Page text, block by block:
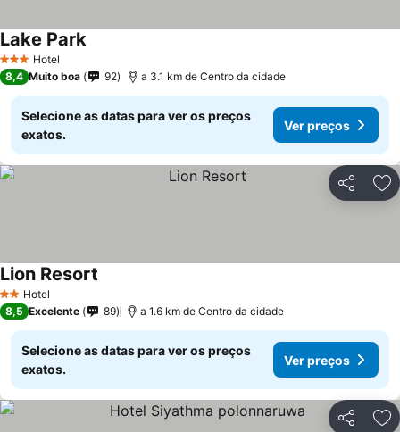
3 EstrelasHotel
Lake Park
8,4 Muito boa 92 a 3.1 km de Centro da cidade
Selecione as datas para ver os preços
exatos.
Ver preços
Partilhar
2 Estrelas
Hotel
Lion Resort
8,5 Excelente 89 a 1.6 km de Centro da cidade
Selecione as datas para ver os preços
exatos.
Ver preços
Partilhar